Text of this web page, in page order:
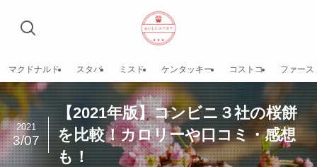
マクドナルド スタバ ミスド ケンタッキー コストコ ファース
【2021年版】コンビニ３社の桜餅
を比較！カロリーや口コミ・感想
も！
2021
3/07